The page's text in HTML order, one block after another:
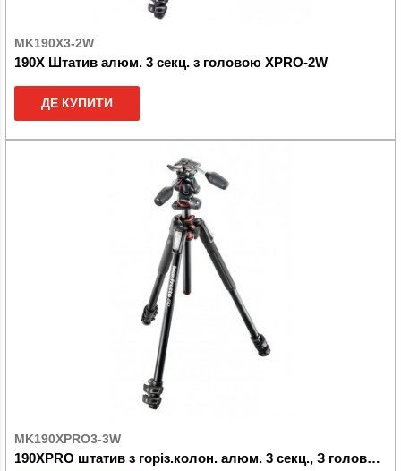
MK190X3-2W
190X Штатив алюм. 3 секц. з головою XPRO-2W
ДЕ КУПИТИ
MK190XPRO3-3W
190XPRO штатив з горіз.колон. алюм. 3 секц., З головою 3W